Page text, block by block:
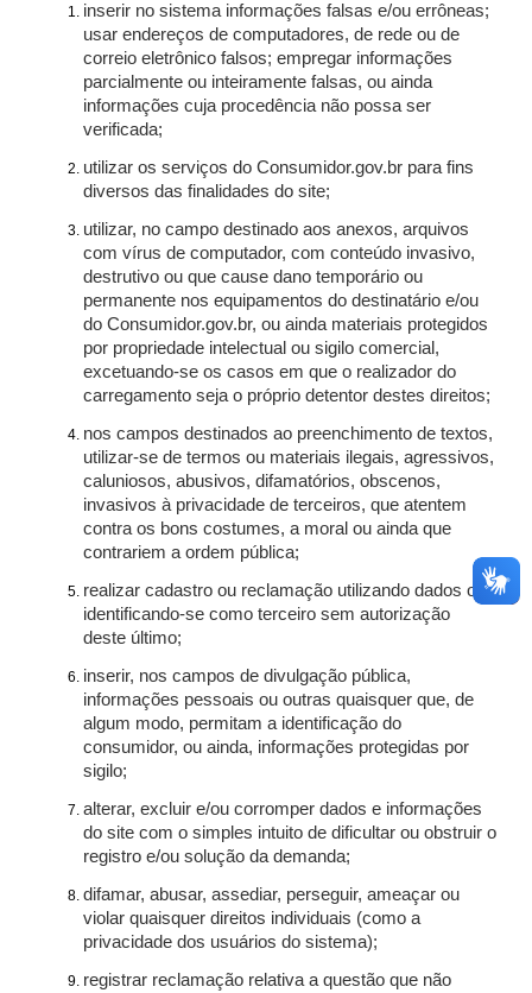
inserir no sistema informações falsas e/ou errôneas;
usar endereços de computadores, de rede ou de
correio eletrônico falsos; empregar informações
parcialmente ou inteiramente falsas, ou ainda
informações cuja procedência não possa ser
verificada;
utilizar os serviços do Consumidor.gov.br para fins
diversos das finalidades do site;
utilizar, no campo destinado aos anexos, arquivos
com vírus de computador, com conteúdo invasivo,
destrutivo ou que cause dano temporário ou
permanente nos equipamentos do destinatário e/ou
do Consumidor.gov.br, ou ainda materiais protegidos
por propriedade intelectual ou sigilo comercial,
excetuando-se os casos em que o realizador do
carregamento seja o próprio detentor destes direitos;
nos campos destinados ao preenchimento de textos,
utilizar-se de termos ou materiais ilegais, agressivos,
caluniosos, abusivos, difamatórios, obscenos,
invasivos à privacidade de terceiros, que atentem
contra os bons costumes, a moral ou ainda que
contrariem a ordem pública;
realizar cadastro ou reclamação utilizando dados ou
identificando-se como terceiro sem autorização
deste último;
inserir, nos campos de divulgação pública,
informações pessoais ou outras quaisquer que, de
algum modo, permitam a identificação do
consumidor, ou ainda, informações protegidas por
sigilo;
alterar, excluir e/ou corromper dados e informações
do site com o simples intuito de dificultar ou obstruir o
registro e/ou solução da demanda;
difamar, abusar, assediar, perseguir, ameaçar ou
violar quaisquer direitos individuais (como a
privacidade dos usuários do sistema);
registrar reclamação relativa a questão que não